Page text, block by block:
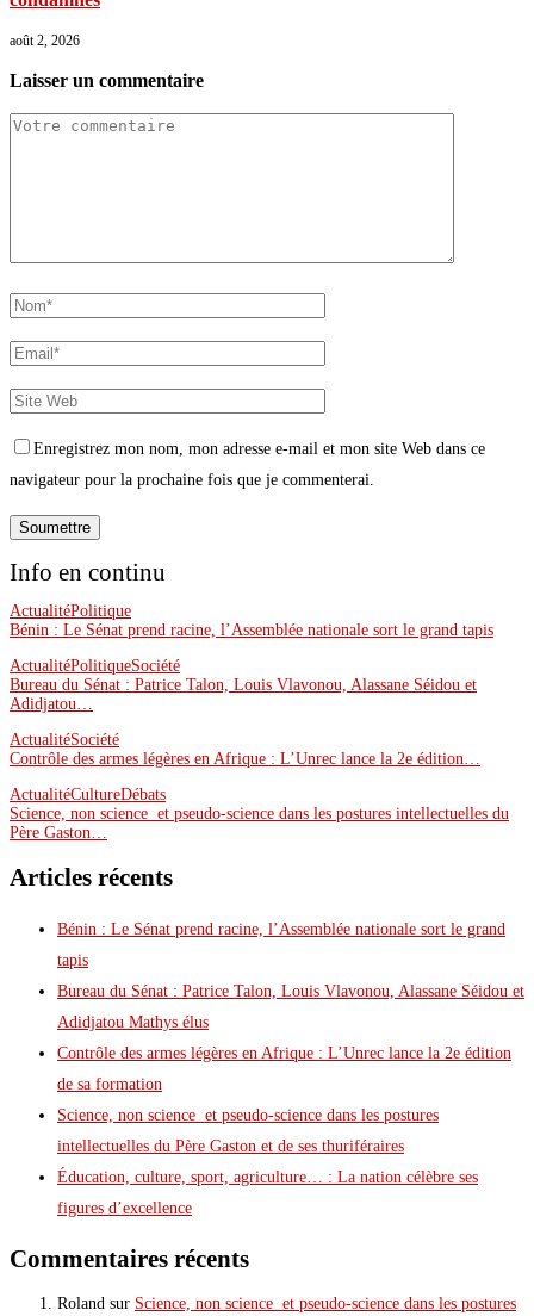
août 2, 2026
Laisser un commentaire
Enregistrez mon nom, mon adresse e-mail et mon site Web dans ce
navigateur pour la prochaine fois que je commenterai.
Info en continu
ActualitéPolitique
Bénin : Le Sénat prend racine, l’Assemblée nationale sort le grand tapis
ActualitéPolitiqueSociété
Bureau du Sénat : Patrice Talon, Louis Vlavonou, Alassane Séidou et
Adidjatou…
ActualitéSociété
Contrôle des armes légères en Afrique : L’Unrec lance la 2e édition…
ActualitéCultureDébats
Science, non science et pseudo-science dans les postures intellectuelles du
Père Gaston…
Articles récents
Bénin : Le Sénat prend racine, l’Assemblée nationale sort le grand
tapis
Bureau du Sénat : Patrice Talon, Louis Vlavonou, Alassane Séidou et
Adidjatou Mathys élus
Contrôle des armes légères en Afrique : L’Unrec lance la 2e édition
de sa formation
Science, non science et pseudo-science dans les postures
intellectuelles du Père Gaston et de ses thuriféraires
Éducation, culture, sport, agriculture… : La nation célèbre ses
figures d’excellence
Commentaires récents
Roland sur Science, non science et pseudo-science dans les postures